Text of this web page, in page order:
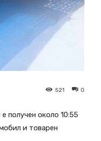
0
521
получен около 10:55
и товарен